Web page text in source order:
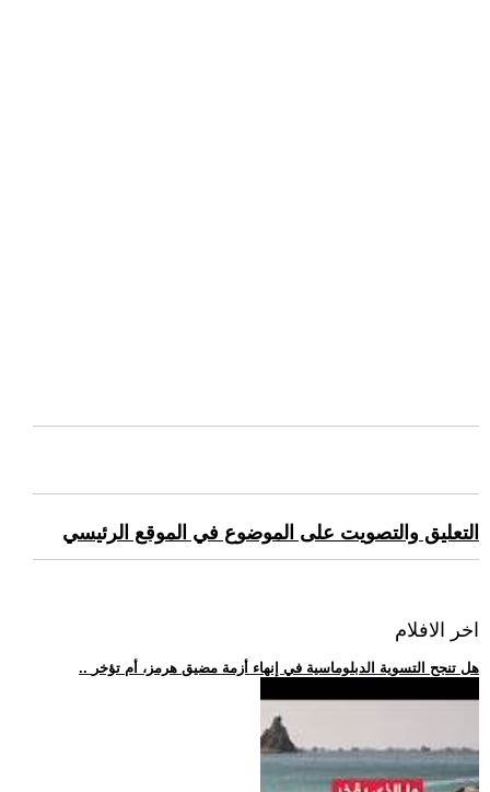
التعليق والتصويت على الموضوع في الموقع الرئيسي
اخر الافلام
.. هل تنجح التسوية الدبلوماسية في إنهاء أزمة مضيق هرمز، أم تؤخر